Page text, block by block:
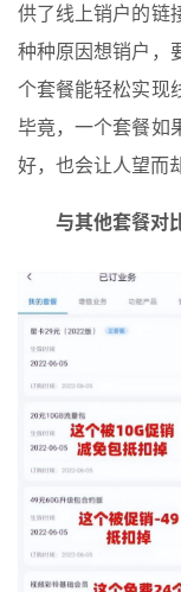
首
页
入
供了线上销户的链
种种原因想销户，
个套餐能轻松实现
毕竟，一个套餐如
好，也会让人望而
与其他套餐对